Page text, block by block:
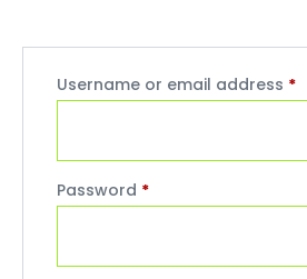
Username or email address *
Password *